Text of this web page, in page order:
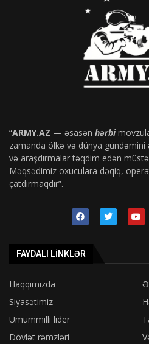
“ARMY.AZ — əsasən hərbi
zamanda ölkə və dünya
və araşdırmalar təqdim edən
Məqsədimiz oxuculara dəqiq,
çatdırmaqdır”.
FAYDALI LINKLƏR
Haqqımızda
Siyasətimiz
Ümummilli lider
Dövlət rəmzləri